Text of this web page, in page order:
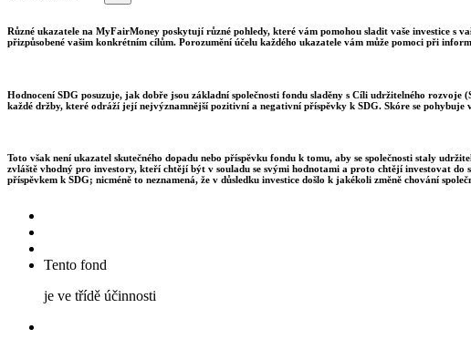
Různé ukazatele na MyFairMoney poskytují různé pohledy, které vám pomohou sladit vaše investice
přizpůsobené vašim konkrétním cílům. Porozumění účelu každého ukazatele vám může pomoci při
Hodnocení SDG posuzuje, jak dobře jsou základní společnosti fondu sladěny s Cíli udržitelného
každé držby, které odráží její nejvýznamnější pozitivní a negativní příspěvky k SDG. Skóre se pohybuje
Toto však není ukazatel skutečného dopadu nebo příspěvku fondu k tomu, aby se společnosti staly
zvláště vhodný pro investory, kteří chtějí být v souladu se svými hodnotami a proto chtějí investovat do
příspěvkem k SDG; nicméně to neznamená, že v důsledku investice došlo k jakékoli změně chování
Tento fond
je ve třídě účinnosti